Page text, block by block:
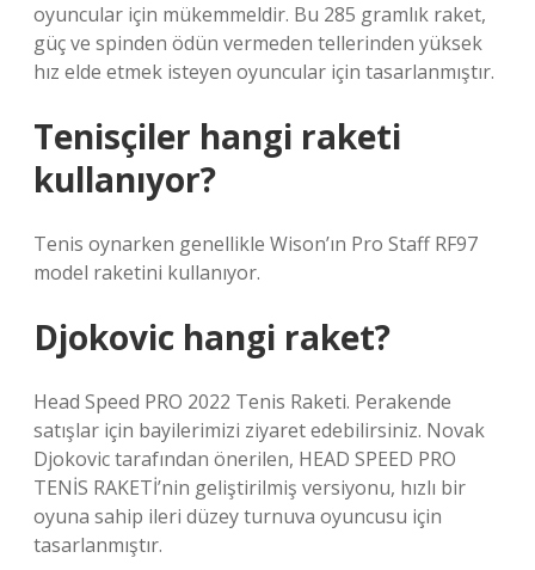
oyuncular için mükemmeldir. Bu 285 gramlık raket,
güç ve spinden ödün vermeden tellerinden yüksek
hız elde etmek isteyen oyuncular için tasarlanmıştır.
Tenisçiler hangi raketi
kullanıyor?
Tenis oynarken genellikle Wison’ın Pro Staff RF97
model raketini kullanıyor.
Djokovic hangi raket?
Head Speed ​​​​​​​​PRO 2022 Tenis Raketi. Perakende
satışlar için bayilerimizi ziyaret edebilirsiniz. Novak
Djokovic tarafından önerilen, HEAD SPEED PRO
TENİS RAKETİ’nin geliştirilmiş versiyonu, hızlı bir
oyuna sahip ileri düzey turnuva oyuncusu için
tasarlanmıştır.